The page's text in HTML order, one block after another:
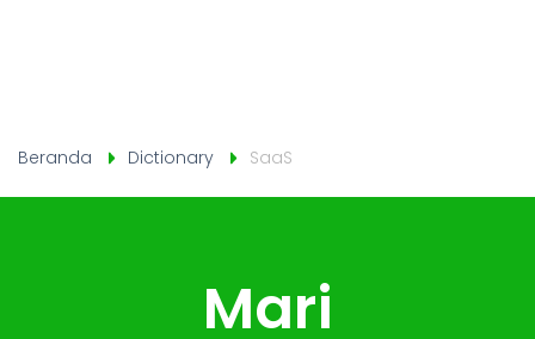
Beranda Dictionary SaaS
Mari